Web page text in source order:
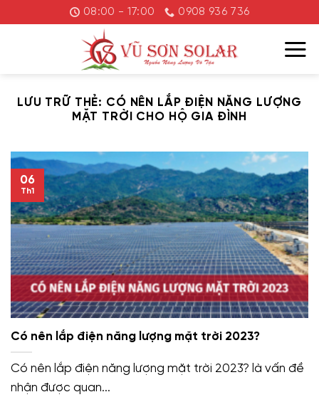
đến
08:00 - 17:00 0908 936 736
LƯU TRỮ THẺ: CÓ NÊN LẮP ĐIỆN NĂNG LƯỢNG
MẶT TRỜI CHO HỘ GIA ĐÌNH
Có nên lắp điện năng lượng mặt trời 2023?
Có nên lắp điện năng lượng mặt trời 2023? là vấn đề
nhận được quan...
06
Th1